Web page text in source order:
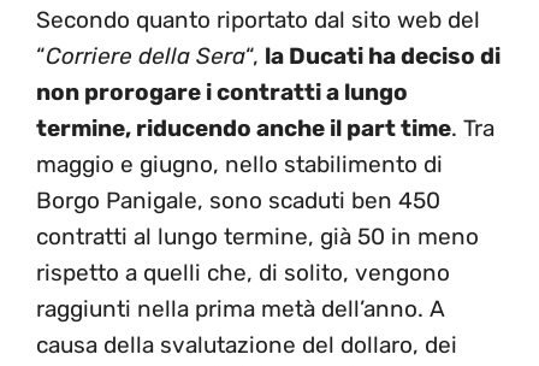
Secondo quanto riportato dal sito web del
“Corriere della Sera“, la Ducati ha deciso di
non prorogare i contratti a lungo
termine, riducendo anche il part time. Tra
maggio e giugno, nello stabilimento di
Borgo Panigale, sono scaduti ben 450
contratti al lungo termine, già 50 in meno
rispetto a quelli che, di solito, vengono
raggiunti nella prima metà dell’anno. A
causa della svalutazione del dollaro, dei